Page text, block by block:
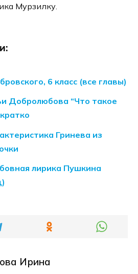
Мурзилку.
6 класс (все главы)
Добролюбова “Что такое
Гринева из
лирика Пушкина
Ирина